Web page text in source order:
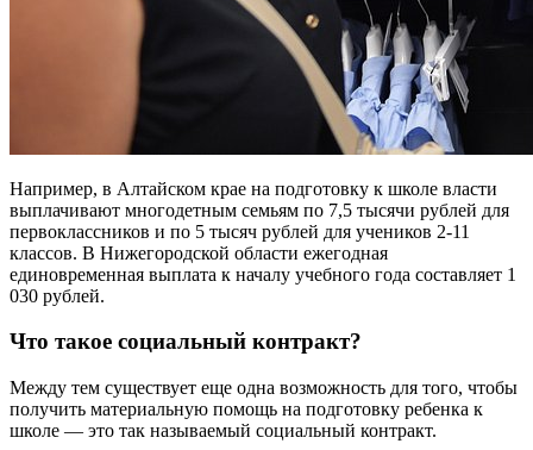
Например, в Алтайском крае на подготовку к школе власти
выплачивают многодетным семьям по 7,5 тысячи рублей для
первоклассников и по 5 тысяч рублей для учеников 2-11
классов. В Нижегородской области ежегодная
единовременная выплата к началу учебного года составляет 1
030 рублей.
Что такое социальный контракт?
Между тем существует еще одна возможность для того, чтобы
получить материальную помощь на подготовку ребенка к
школе — это так называемый социальный контракт.